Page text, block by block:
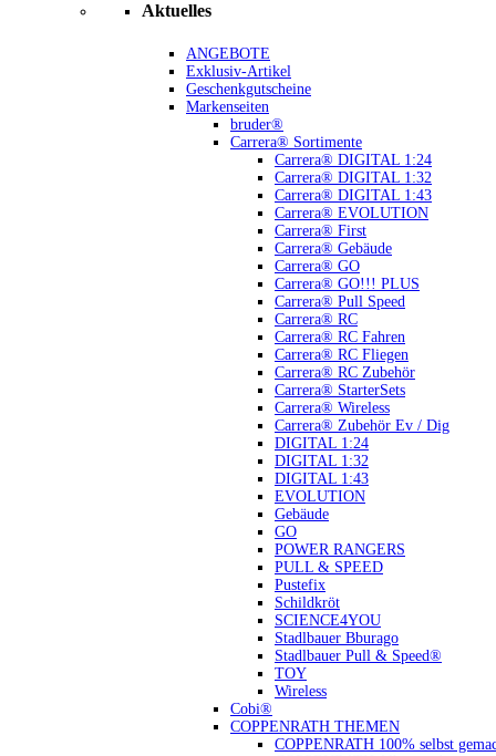
Aktuelles
ANGEBOTE
Exklusiv-Artikel
Geschenkgutscheine
Markenseiten
bruder®
Carrera® Sortimente
Carrera® DIGITAL 1:24
Carrera® DIGITAL 1:32
Carrera® DIGITAL 1:43
Carrera® EVOLUTION
Carrera® First
Carrera® Gebäude
Carrera® GO
Carrera® GO!!! PLUS
Carrera® Pull Speed
Carrera® RC
Carrera® RC Fahren
Carrera® RC Fliegen
Carrera® RC Zubehör
Carrera® StarterSets
Carrera® Wireless
Carrera® Zubehör Ev / Dig
DIGITAL 1:24
DIGITAL 1:32
DIGITAL 1:43
EVOLUTION
Gebäude
GO
POWER RANGERS
PULL & SPEED
Pustefix
Schildkröt
SCIENCE4YOU
Stadlbauer Bburago
Stadlbauer Pull & Speed®
TOY
Wireless
Cobi®
COPPENRATH THEMEN
COPPENRATH 100% selbst